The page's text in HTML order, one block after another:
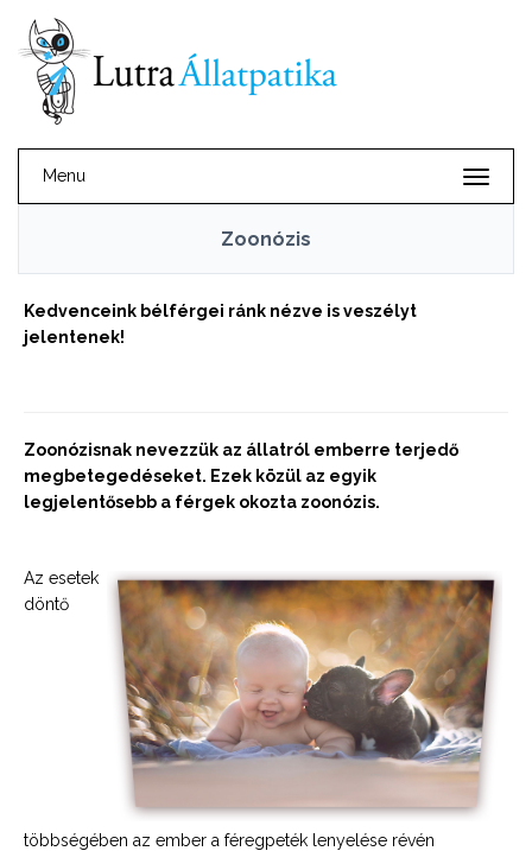
Menu
Zoonózis
Kedvenceink bélférgei ránk nézve is veszélyt
jelentenek!
Zoonózisnak nevezzük az állatról emberre terjedő
megbetegedéseket. Ezek közül az egyik
legjelentősebb a férgek okozta zoonózis.
Az esetek
döntő
többségében az ember a féregpeték lenyelése révén